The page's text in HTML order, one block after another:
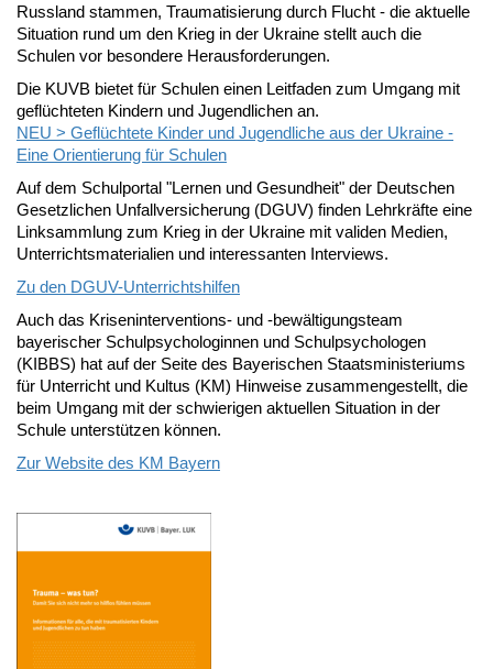
Russland stammen, Traumatisierung durch Flucht - die aktuelle
Situation rund um den Krieg in der Ukraine stellt auch die
Schulen vor besondere Herausforderungen.
Die KUVB bietet für Schulen einen Leitfaden zum Umgang mit
geflüchteten Kindern und Jugendlichen an.
NEU > Geflüchtete Kinder und Jugendliche aus der Ukraine -
Eine Orientierung für Schulen
Auf dem Schulportal "Lernen und Gesundheit" der Deutschen
Gesetzlichen Unfallversicherung (DGUV) finden Lehrkräfte eine
Linksammlung zum Krieg in der Ukraine mit validen Medien,
Unterrichtsmaterialien und interessanten Interviews.
Zu den DGUV-Unterrichtshilfen
Auch das Kriseninterventions- und -bewältigungsteam
bayerischer Schulpsychologinnen und Schulpsychologen
(KIBBS) hat auf der Seite des Bayerischen Staatsministeriums
für Unterricht und Kultus (KM) Hinweise zusammengestellt, die
beim Umgang mit der schwierigen aktuellen Situation in der
Schule unterstützen können.
Zur Website des KM Bayern